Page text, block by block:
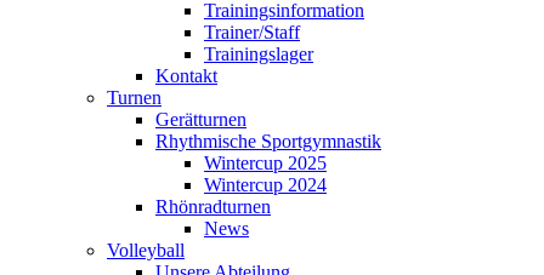
Trainingsinformation
Trainer/Staff
Trainingslager
Kontakt
Turnen
Gerätturnen
Rhythmische Sportgymnastik
Wintercup 2025
Wintercup 2024
Rhönradturnen
News
Volleyball